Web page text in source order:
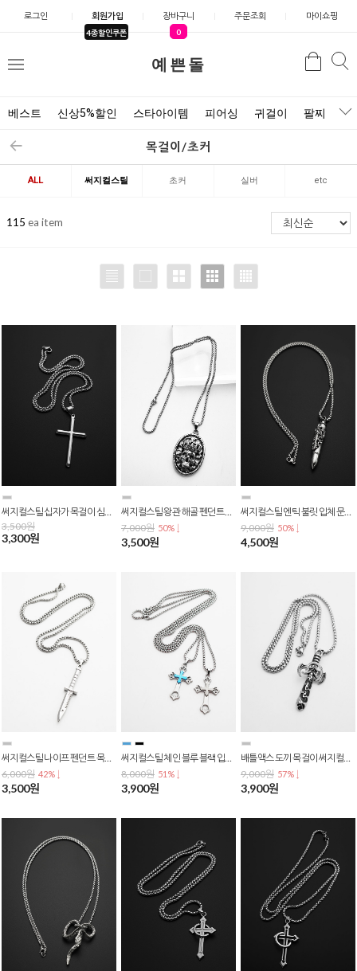
로그인 회원가입
4종할인쿠폰
장바구니
0
주문조회 마이쇼핑
예쁜돌
메
검
베스트 신상5%할인 스타아이템 피어싱 귀걸이 팔찌 목
목걸이/초커
ALL 써지컬스틸 초커 실버 etc
115 ea item
3,500원
3,300원
7,000원 50% ↓
3,500원
써지컬스틸 엔틱 불릿 입체 문양 총알 펜던트 체인 목걸이 N-0437
9,000원 50% ↓
4,500원
써지컬스틸 나이프 펜던트 목걸이 유니크 힙합 스트릿 패션 남녀공용 N-0435
6,000원 42% ↓
3,500원
써지컬스틸 체인 블루 블랙 입체 십자가 목걸이 N-0433
8,000원 51% ↓
3,900원
배틀액스 도끼 목걸이 써지컬스틸 유니섹스 스트릿 락 펑크 Y2K 체인 목걸이 N-0431
9,000원 57% ↓
3,900원